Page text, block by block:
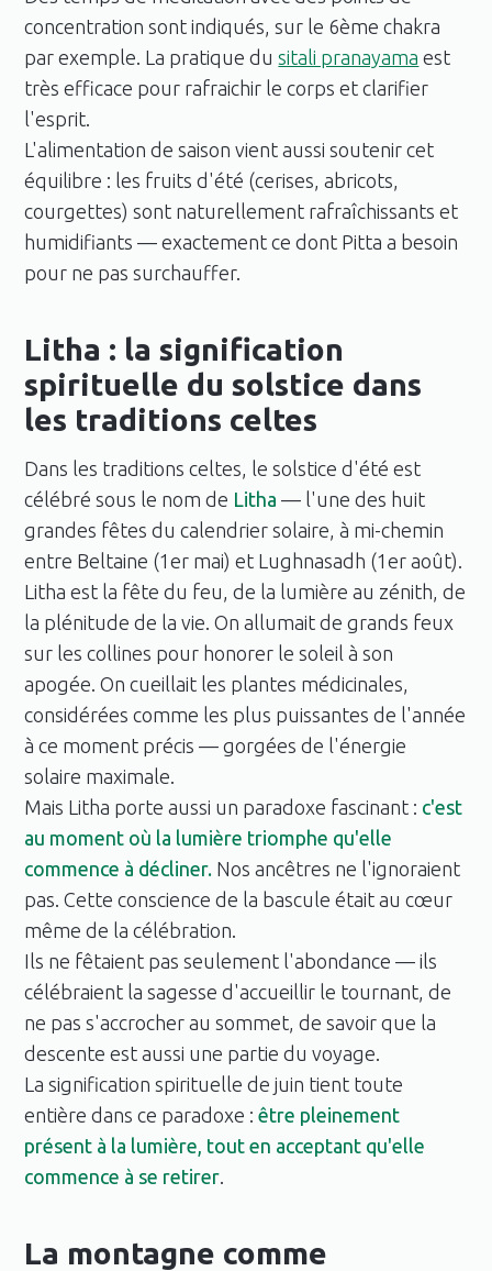
concentration sont indiqués, sur le 6ème chakra
par exemple. La pratique dusitali pranayama est
très efficace pour rafraichir le corps et clarifier
l'esprit.
L'alimentation de saison vient aussi soutenir cet
équilibre : les fruits d'été (cerises, abricots,
courgettes) sont naturellement rafraîchissants et
humidifiants — exactement ce dont Pitta a besoin
pour ne pas surchauffer.
Litha : la signification
spirituelle du solstice dans
les traditions celtes
Dans les traditions celtes, le solstice d'été est
célébré sous le nom de Litha — l'une des huit
grandes fêtes du calendrier solaire, à mi-chemin
entre Beltaine (1er mai) et Lughnasadh (1er août).
Litha est la fête du feu, de la lumière au zénith, de
la plénitude de la vie. On allumait de grands feux
sur les collines pour honorer le soleil à son
apogée. On cueillait les plantes médicinales,
considérées comme les plus puissantes de l'année
à ce moment précis — gorgées de l'énergie
solaire maximale.
Mais Litha porte aussi un paradoxe fascinant : c'est
au moment où la lumière triomphe qu'elle
commence à décliner. Nos ancêtres ne l'ignoraient
pas. Cette conscience de la bascule était au cœur
même de la célébration.
Ils ne fêtaient pas seulement l'abondance — ils
célébraient la sagesse d'accueillir le tournant, de
ne pas s'accrocher au sommet, de savoir que la
descente est aussi une partie du voyage.
La signification spirituelle de juin tient toute
entière dans ce paradoxe :être pleinement
présent à la lumière, tout en acceptant qu'elle
commence à se retirer.
La montagne comme